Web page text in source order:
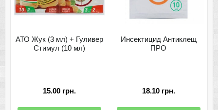
АТО Жук (3 мл) + Гуливер
Стимул (10 мл)
15.00 грн.
Инсектицид Антиклещ
ПРО
18.10 грн.